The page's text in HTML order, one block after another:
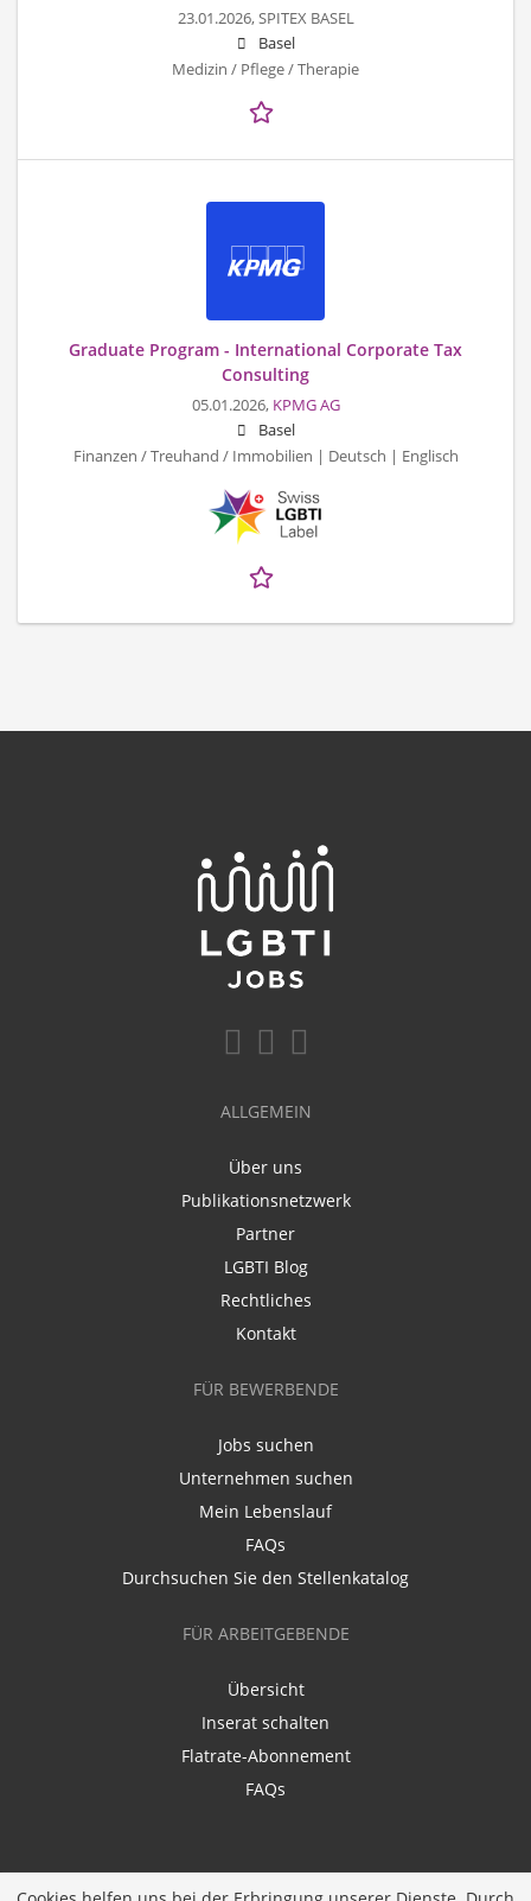
23.01.2026,SPITEX BASEL
Basel
Medizin / Pflege / Therapie
Graduate Program - International Corporate Tax
Consulting
05.01.2026, KPMG AG
Basel
Finanzen / Treuhand / Immobilien | Deutsch | Englisch
ALLGEMEIN
Über uns
Publikationsnetzwerk
Partner
LGBTI Blog
Rechtliches
Kontakt
FÜR BEWERBENDE
Jobs suchen
Unternehmen suchen
Mein Lebenslauf
FAQs
Durchsuchen Sie den Stellenkatalog
FÜR ARBEITGEBENDE
Übersicht
Inserat schalten
Flatrate-Abonnement
FAQs